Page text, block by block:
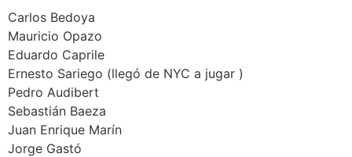
Carlos Bedoya
Mauricio Opazo
Eduardo Caprile
Ernesto Sariego (llegó de NYC a jugar )
Pedro Audibert
Sebastián Baeza
Juan Enrique Marín
Jorge Gastó